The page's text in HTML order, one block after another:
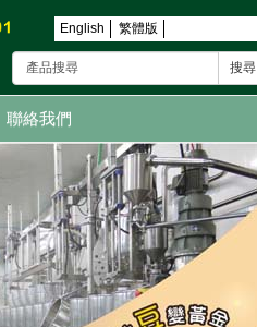
English 繁體版
搜尋
聯絡我們